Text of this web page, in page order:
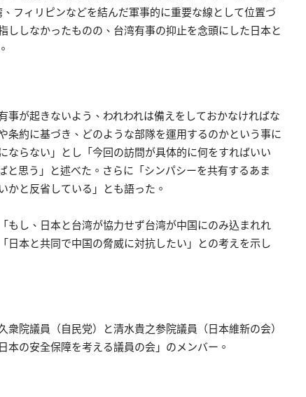
フィリピンなどを結んだ軍事的に重要な線として位置づ
ししなかったものの、台湾有事の抑止を念頭にした日本と
事が起きないよう、われわれは備えをしておかなければな
条約に基づき、どのような部隊を運用するのかという事に
ならない」とし「今回の訪問が具体的に何をすればいい
と思う」と述べた。さらに「シンパシーを共有するあま
かと反省している」とも語った。
もし、日本と台湾が協力せず台湾が中国にのみ込まれれ
日本と共同で中国の脅威に対抗したい」との考えを示し
院議員（自民党）と清水貴之参院議員（日本維新の会）
の安全保障を考える議員の会」のメンバー。